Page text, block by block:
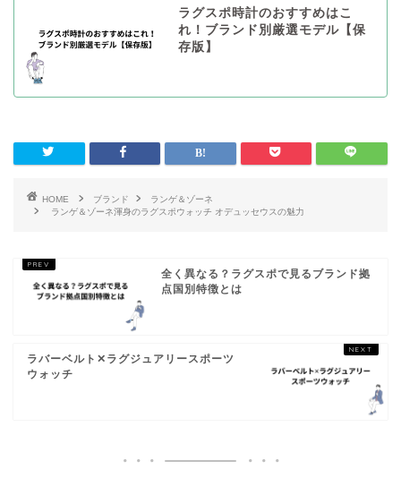
ラグスポ時計のおすすめはこ
れ！ブランド別厳選モデル【保
存版】
HOME ブランド
ランゲ＆ゾーネ
ランゲ＆ゾーネ渾身のラグスポウォッチ オデュッセウスの魅力
全く異なる？ラグスポで見るブランド拠
点国別特徴とは
ラバーベルト✕ラグジュアリースポーツ
ウォッチ